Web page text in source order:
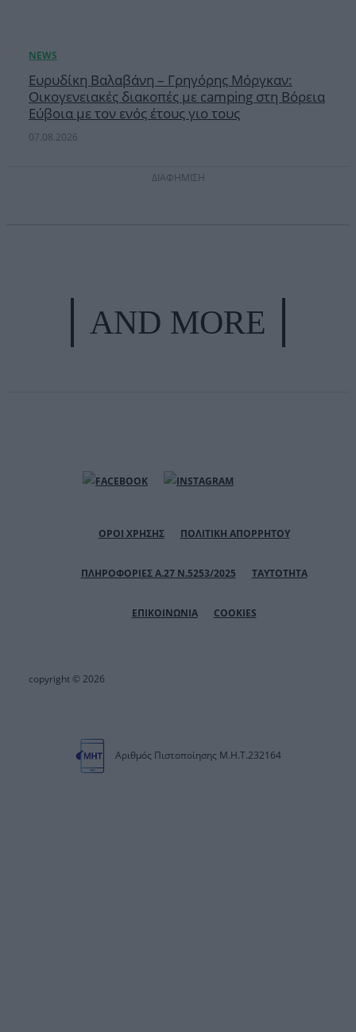
Ευρυδίκη Βαλαβάνη – Γρηγόρης Μόργκαν:
Οικογενειακές διακοπές με camping στη Βόρεια
Εύβοια με τον ενός έτους γιο τους
07.08.2026
ΔΙΑΦΗΜΙΣΗ
AND MORE
ΟΡΟΙ ΧΡΗΣΗΣ ΠΟΛΙΤΙΚΗ ΑΠΟΡΡΗΤΟΥ
ΠΛΗΡΟΦΟΡΙΕΣ Α.27 Ν.5253/2025 ΤΑΥΤΟΤΗΤΑ
ΕΠΙΚΟΙΝΩΝΙΑ COOKIES
copyright © 2026
Αριθμός Πιστοποίησης Μ.Η.Τ.232164